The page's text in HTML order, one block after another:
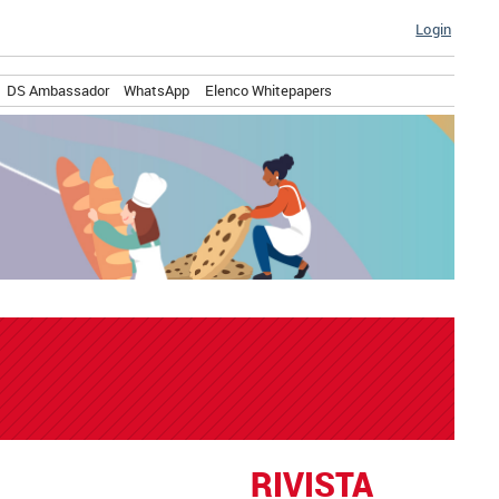
Login
DS Ambassador WhatsApp Elenco Whitepapers
RIVISTA